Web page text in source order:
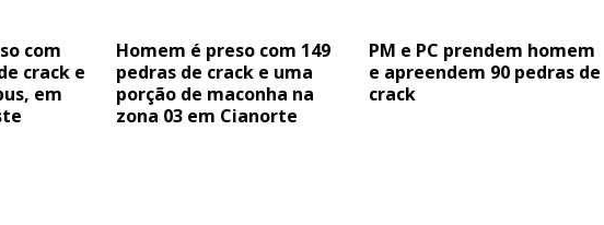
com
crack e
em
Homem é preso com 149
pedras de crack e uma
porção de maconha na
zona 03 em Cianorte
PM e PC prendem homem
e apreendem 90 pedras de
crack